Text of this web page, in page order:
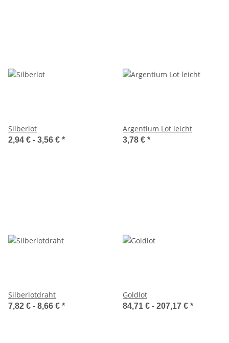
Silberlot
2,94 € - 3,56 € *
Argentium Lot leicht
3,78 € *
Silberlotdraht
7,82 € - 8,66 € *
Goldlot
84,71 € - 207,17 € *